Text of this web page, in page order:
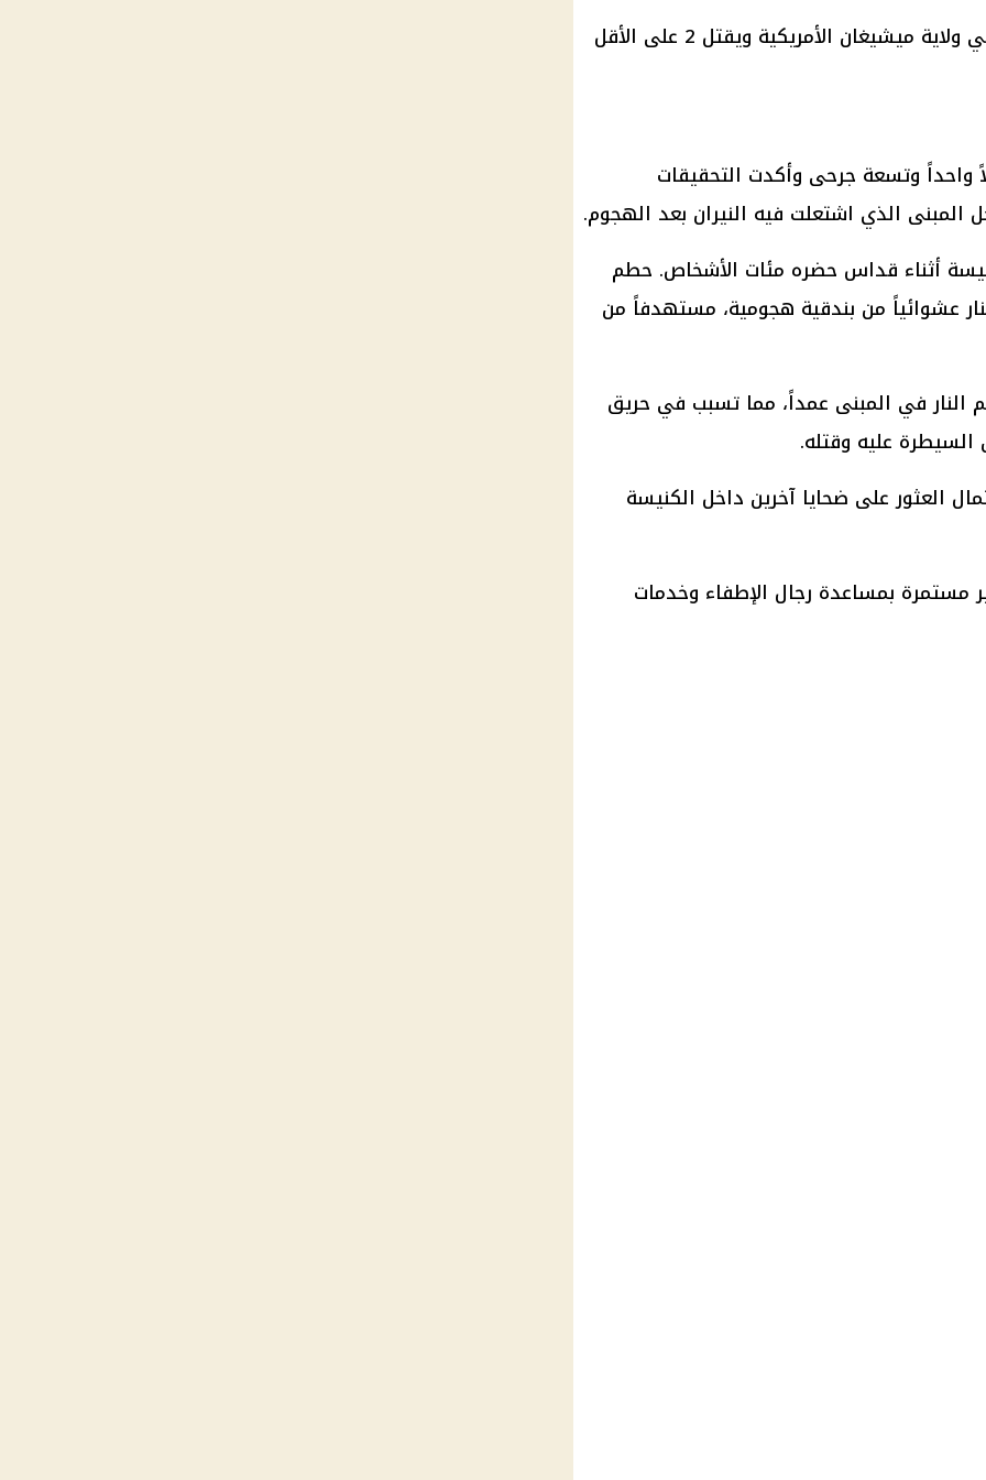
واحداً وتسعة جرحى وأكدت التحقيقات
المبنى الذي اشتعلت فيه النيران بعد الهجوم.
أثناء قداس حضره مئات الأشخاص. حطم
عشوائياً من بندقية هجومية، مستهدفاً من
النار في المبنى عمداً، مما تسبب في حريق
عليه وقتله.
العثور على ضحايا آخرين داخل الكنيسة
مستمرة بمساعدة رجال الإطفاء وخدمات